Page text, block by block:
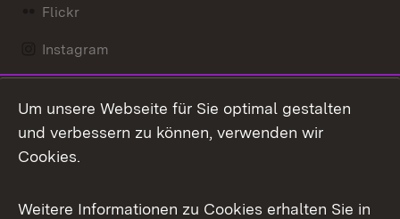
Flickr
Instagram
Mastodon
Messenger
Social Wall
Um unsere Webseite für Sie optimal gestalten
und verbessern zu können, verwenden wir
Cookies.
Weitere Informationen zu Cookies erhalten Sie in